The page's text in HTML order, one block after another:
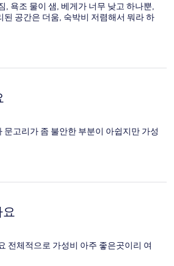
, 욕조 물이 샘, 베게가 너무 낮고 하나뿐,
된 공간은 더움, 숙박비 저렴해서 뭐라 하
문고리가 좀 불안한 부분이 아쉽지만 가성
전체적으로 가성비 아주 좋은곳이리 여